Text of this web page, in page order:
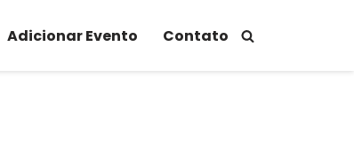
Adicionar Evento Contato